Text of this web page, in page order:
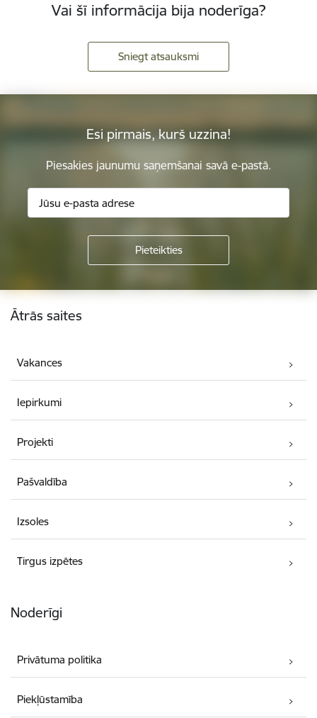
Vai šī informācija bija noderīga?
Sniegt atsauksmi
Esi pirmais, kurš uzzina!
Piesakies jaunumu saņemšanai savā e-pastā.
Kājene
Ātrās saites
Vakances
Iepirkumi
Projekti
Pašvaldība
Izsoles
Tirgus izpētes
Noderīgi
Privātuma politika
Piekļūstamība